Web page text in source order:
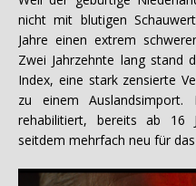
nicht mit blutigen
Jahre einen extrem
Zwei Jahrzehnte lang stand
Index, eine stark zensierte
zu einem
rehabilitiert, bereits ab 16
seitdem mehrfach neu für